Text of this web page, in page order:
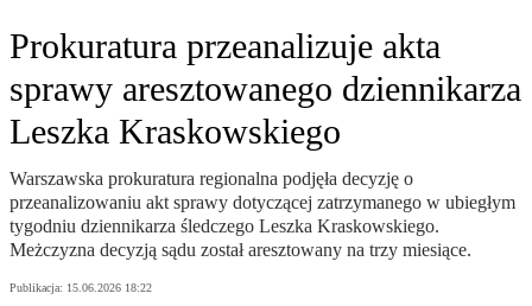
Prokuratura przeanalizuje akta
sprawy aresztowanego dziennikarza
Leszka Kraskowskiego
Warszawska prokuratura regionalna podjęła decyzję o
przeanalizowaniu akt sprawy dotyczącej zatrzymanego w ubiegłym
tygodniu dziennikarza śledczego Leszka Kraskowskiego.
Meżczyzna decyzją sądu został aresztowany na trzy miesiące.
Publikacja: 15.06.2026 18:22